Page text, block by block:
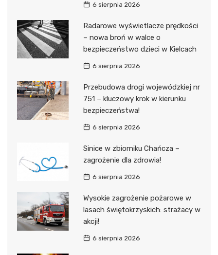
6 sierpnia 2026
Radarowe wyświetlacze prędkości
– nowa broń w walce o
bezpieczeństwo dzieci w Kielcach
6 sierpnia 2026
Przebudowa drogi wojewódzkiej nr
751 – kluczowy krok w kierunku
bezpieczeństwa!
6 sierpnia 2026
Sinice w zbiorniku Chańcza –
zagrożenie dla zdrowia!
6 sierpnia 2026
Wysokie zagrożenie pożarowe w
lasach świętokrzyskich: strażacy w
akcji!
6 sierpnia 2026